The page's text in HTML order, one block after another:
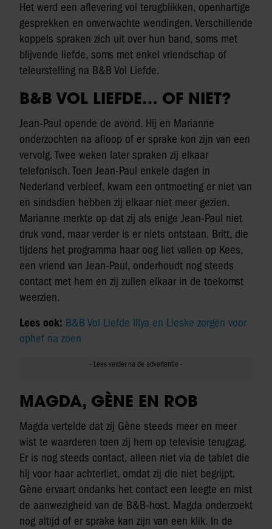
Het werd een aflevering vol terugblikken, openhartige
gesprekken en onverwachte wendingen. Verschillende
koppels spraken zich uit over hun band, soms met
blijvende liefde, soms met enkel vriendschap of
teleurstelling na B&B Vol Liefde.
B&B VOL LIEFDE… OF NIET?
Jean-Paul opende de avond. Hij en Marianne
onderzochten na afloop of er sprake kon zijn van een
vervolg. Twee weken later spraken zij elkaar
telefonisch. Toen Jean-Paul enkele dagen in
Nederland verbleef, kwam een ontmoeting er niet van
en sindsdien hebben zij elkaar niet meer gezien.
Marianne merkte op dat zij als enige Jean-Paul niet
druk vond, maar verder is er niets ontstaan. Britt, die
tijdens het programma haar oog liet vallen op Kees,
een vriend van Jean-Paul, onderhoudt nog steeds
contact met hem en zij zullen elkaar in de toekomst
weerzien.
Lees ook: B&B Vol Liefde Illya en Lieske zorgen voor
ophef na zoen
MAGDA, GÈNE EN ROB
Magda vertelde dat zij Gène steeds meer en meer
wist te waarderen toen zij hem op televisie terugzag.
Er is nog steeds contact, alleen niet via de tablet die
hij voor haar achterliet, omdat zij die niet begrijpt.
Gène ervaart ondanks het contact een leegte en mist
de aanwezigheid van de B&B-host. Magda onderzoekt
nog altijd of er sprake kan zijn van een klik. In de